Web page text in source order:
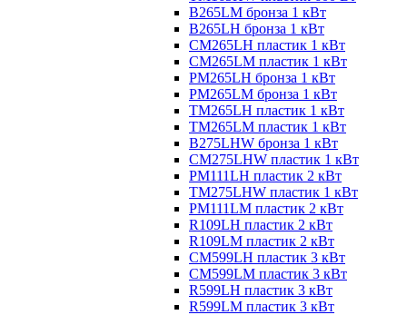
B265LM бронза 1 кВт
B265LH бронза 1 кВт
CM265LH пластик 1 кВт
CM265LM пластик 1 кВт
PM265LH бронза 1 кВт
PM265LM бронза 1 кВт
TM265LH пластик 1 кВт
TM265LM пластик 1 кВт
B275LHW бронза 1 кВт
CM275LHW пластик 1 кВт
PM111LH пластик 2 кВт
TM275LHW пластик 1 кВт
PM111LM пластик 2 кВт
R109LH пластик 2 кВт
R109LM пластик 2 кВт
CM599LH пластик 3 кВт
CM599LM пластик 3 кВт
R599LH пластик 3 кВт
R599LM пластик 3 кВт